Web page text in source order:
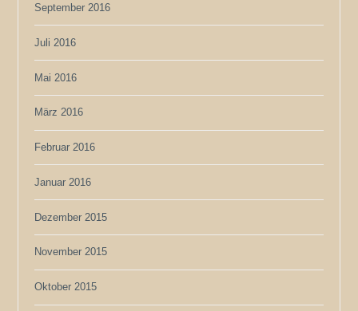
September 2016
Juli 2016
Mai 2016
März 2016
Februar 2016
Januar 2016
Dezember 2015
November 2015
Oktober 2015